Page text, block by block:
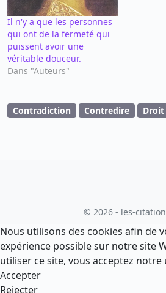
Il n'y a que les personnes
qui ont de la fermeté qui
puissent avoir une
véritable douceur.
Dans "Auteurs"
Contradiction Contredire Droit
© 2026 - les-
Nous utilisons des cookies afin de
expérience possible sur notre site
utiliser ce site, vous acceptez
Accepter
Rejecter